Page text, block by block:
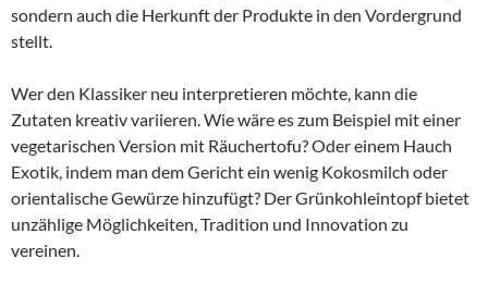
sondern auch die Herkunft der Produkte in den Vordergrund
stellt.
Wer den Klassiker neu interpretieren möchte, kann die
Zutaten kreativ variieren. Wie wäre es zum Beispiel mit einer
vegetarischen Version mit Räuchertofu? Oder einem Hauch
Exotik, indem man dem Gericht ein wenig Kokosmilch oder
orientalische Gewürze hinzufügt? Der Grünkohleintopf bietet
unzählige Möglichkeiten, Tradition und Innovation zu
vereinen.